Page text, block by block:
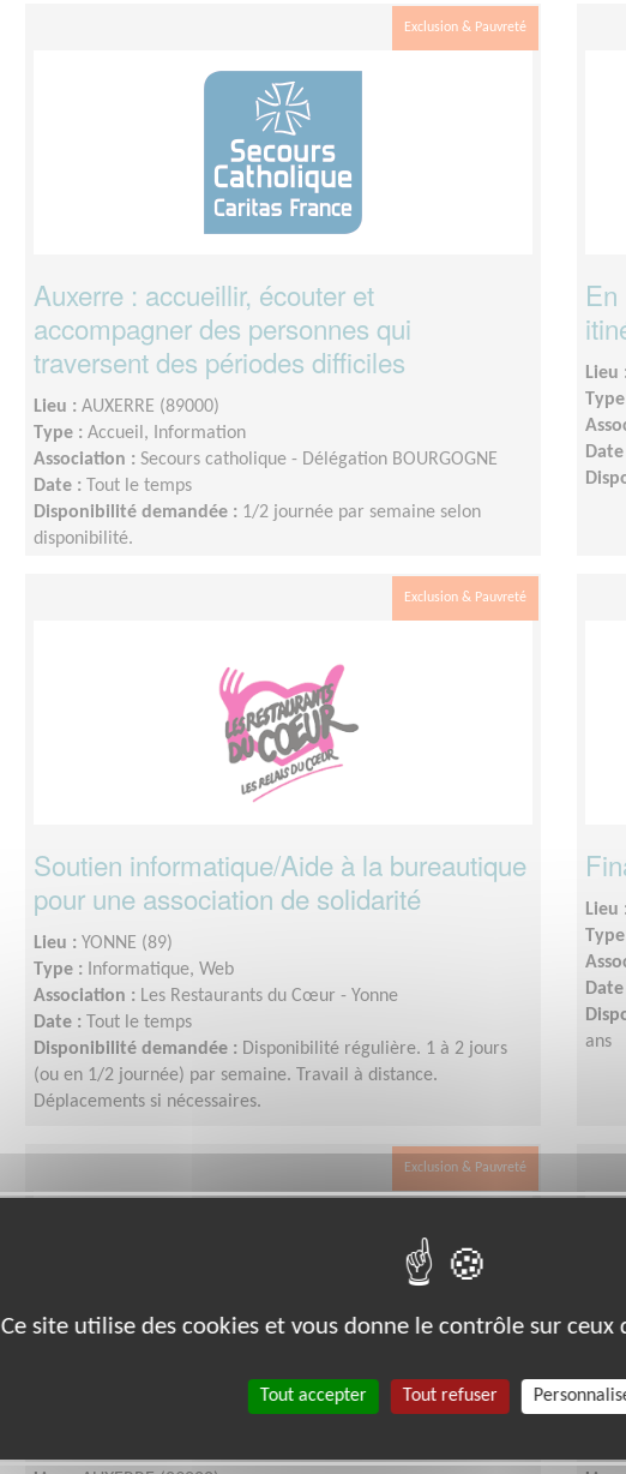
Exclusion & Pauvreté
Auxerre : accueillir, écouter et
accompagner des personnes qui
traversent des périodes difficiles
Lieu : AUXERRE (89000)
Type : Accueil, Information
Association : Secours catholique - Délégation BOURGOGNE
Date :
Tout le temps
Disponibilité demandée : 1/2 journée par semaine selon
disponibilité.
Lieu :
Date
Exclusion & Pauvreté
Soutien informatique/Aide à la bureautique
pour une association de solidarité
Lieu : YONNE (89)
Type : Informatique, Web
Association : Les Restaurants du Cœur - Yonne
Date :
Tout le temps
Disponibilité demandée : Disponibilité régulière. 1 à 2 jours
(ou en 1/2 journée) par semaine. Travail à distance.
Déplacements si nécessaires.
Lieu
Date
ans
Exclusion & Pauvreté
Ce site utilise des cookies et vous donne le contrôle sur ceux
Tout accepter Tout refuser